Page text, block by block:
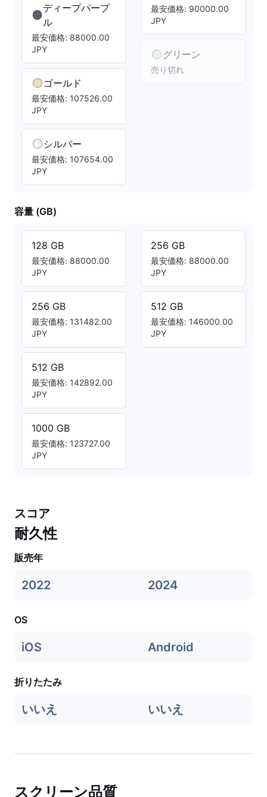
ディープパープ
ル
最安価格: 88000.00
JPY
ゴールド
最安価格: 107526.00
JPY
シルバー
最安価格: 107654.00
JPY
最安価格: 90000.00
JPY
グリーン
売り切れ
容量 (GB)
128 GB
最安価格: 88000.00
JPY
256 GB
最安価格: 131482.00
JPY
512 GB
最安価格: 142892.00
JPY
1000 GB
最安価格: 123727.00
JPY
256 GB
最安価格: 88000.00
JPY
512 GB
最安価格: 146000.00
JPY
スコア
耐久性
販売年
2022 2024
OS
iOS Android
折りたたみ
いいえ いいえ
スクリーン品質